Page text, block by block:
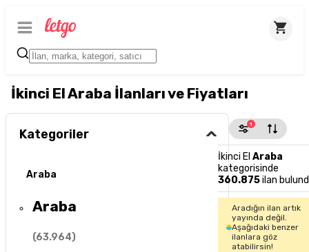
İkinci El Araba İlanları ve Fiyatları
Kategoriler
Araba
Araba
(63.964)
1
İkinci El Araba
kategorisinde
360.875ilan
Aradığın ilan artık
yayında değil.
Aşağıdaki benzer
ilanlara göz
atabilirsin!